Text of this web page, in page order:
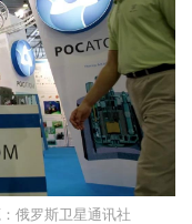
俄罗斯卫星通讯社